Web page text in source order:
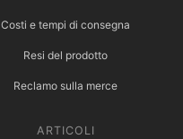
Costi e tempi di consegna
Resi del prodotto
Reclamo sulla merce
ARTICOLI